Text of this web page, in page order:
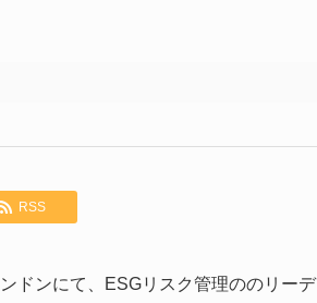
RSS
ドンにて、ESGリスク管理ののリー